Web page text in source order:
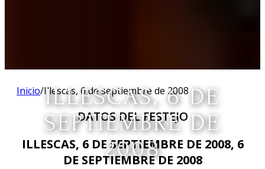
ILLESCAS, 6 DE
SEPTIEMBRE DE
2008
Inicio/Illescas, 6 de septiembre de 2008
DATOS DEL FESTEJO
ILLESCAS, 6 DE SEPTIEMBRE DE 2008, 6
DE SEPTIEMBRE DE 2008